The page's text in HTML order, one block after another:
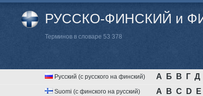
РУССКО-ФИНСКИЙ и
Терминов в словаре 53 378
Русский (с русского на финский) А Б В Г Д
Suomi (с финского на русский) A B C D E